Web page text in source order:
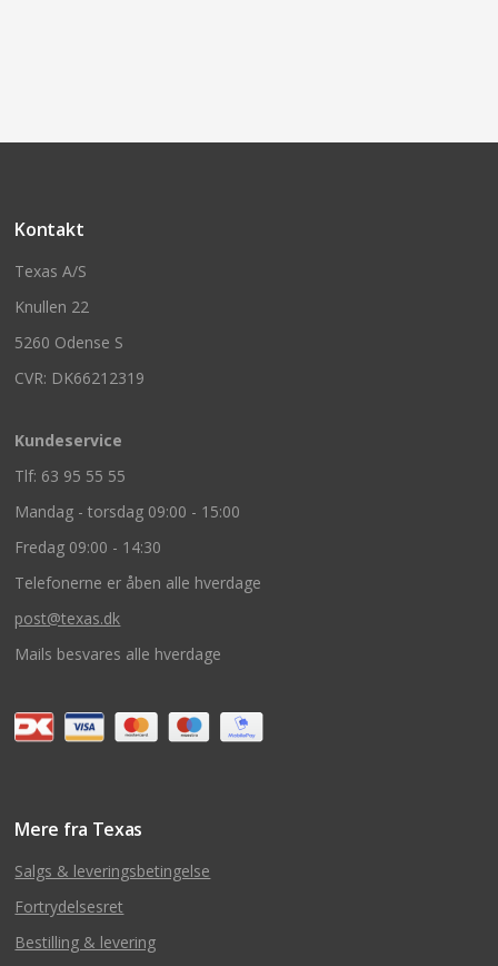
Kontakt
Texas A/S
Knullen 22
5260 Odense S
CVR: DK66212319
Kundeservice
Tlf: 63 95 55 55
Mandag - torsdag 09:00 - 15:00
Fredag 09:00 - 14:30
Telefonerne er åben alle hverdage
post@texas.dk
Mails besvares alle hverdage
Mere fra Texas
Salgs & leveringsbetingelse
Fortrydelsesret
Bestilling & levering